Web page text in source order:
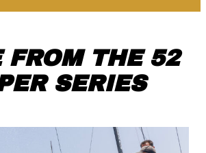
FROM THE 52
SERIES